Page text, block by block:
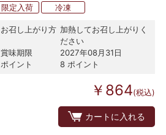
限定入荷 冷凍
お召し上がり方 加熱してお召し上がりく
ださい
賞味期限
2027年08月31日
ポイント
8 ポイント
￥864(税込)
カートに入れる